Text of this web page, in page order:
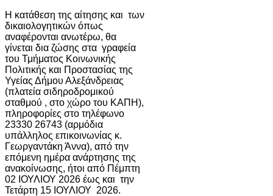
Η κατάθεση της αίτησης και των
δικαιολογητικών όπως
αναφέρονται ανωτέρω, θα
γίνεται δια ζώσης στα γραφεία
του Τμήματος Κοινωνικής
Πολιτικής και Προστασίας της
Υγείας Δήμου Αλεξάνδρειας
(πλατεία σιδηροδρομικού
σταθμού , στο χώρο του ΚΑΠΗ),
πληροφορίες στο τηλέφωνο
23330 26743 (αρμόδια
υπάλληλος επικοινωνίας κ.
Γεωργαντάκη Άννα), από την
επόμενη ημέρα ανάρτησης της
ανακοίνωσης, ήτοι από Πέμπτη
02 ΙΟΥΛΙΟΥ 2026 έως και την
Τετάρτη 15 ΙΟΥΛΙΟΥ 2026.